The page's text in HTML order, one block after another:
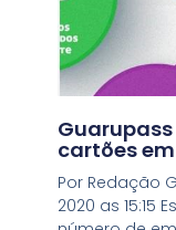
cartões em
Por Redação
2020 as 15:15